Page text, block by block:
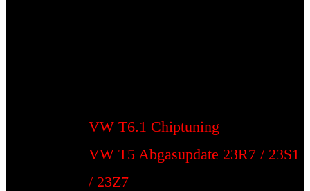
VW T6.1 Chiptuning
VW T5 Abgasupdate 23R7 / 23S1
/ 23Z7